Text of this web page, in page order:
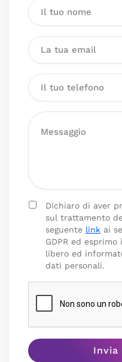
Dichiaro di aver
sul trattamento
seguente link ai
GDPR ed
libero ed
dati personali.